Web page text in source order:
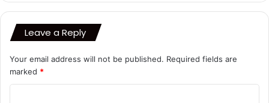
Leave a Reply
Your email address will not be published. Required fields are
marked *